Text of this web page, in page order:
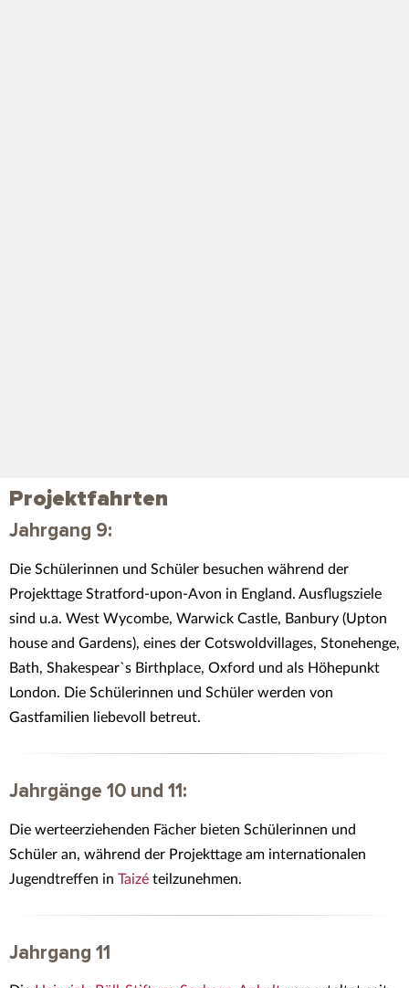
Projektfahrten
Jahrgang 9:
Die Schülerinnen und Schüler besuchen während der
Projekttage Stratford-upon-Avon in England. Ausflugsziele
sind u.a. West Wycombe, Warwick Castle, Banbury (Upton
house and Gardens), eines der Cotswoldvillages, Stonehenge,
Bath, Shakespear`s Birthplace, Oxford und als Höhepunkt
London. Die Schülerinnen und Schüler werden von
Gastfamilien liebevoll betreut.
Jahrgänge 10 und 11:
Die werteerziehenden Fächer bieten Schülerinnen und
Schüler an, während der Projekttage am internationalen
Jugendtreffen in Taizé teilzunehmen.
Jahrgang 11